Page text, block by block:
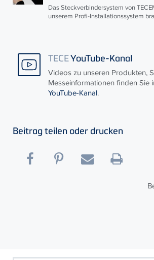
Das Steckverbindersystem vonTECE
unserem Profi-Installationssystem
TECEYouTube-Kanal
Videos zu unseren Produkten,
Messeinformationen finden Sie
YouTube-Kanal.
Beitrag teilen oder drucken